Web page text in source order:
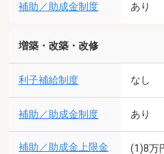
補助／助成金制度 あり
増築・改築・改修
利子補給制度 なし
補助／助成金制度 あり
補助／助成金上限金 (1)8万